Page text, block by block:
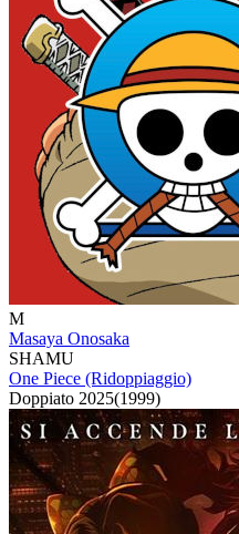
M
Masaya Onosaka
SHAMU
One Piece (Ridoppiaggio)
Doppiato 2025(1999)